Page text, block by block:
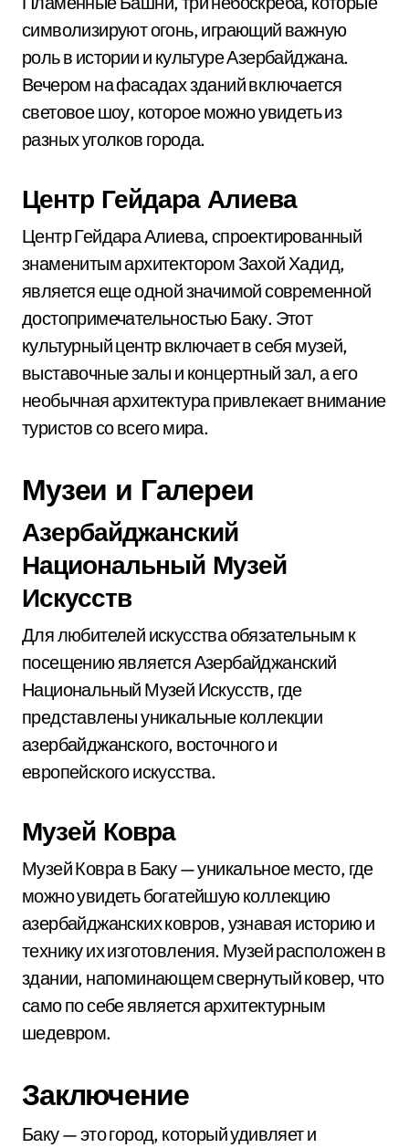
символизируют огонь, играющий важную
роль в истории и культуре Азербайджана.
Вечером на фасадах зданий включается
световое шоу, которое можно увидеть из
разных уголков города.
Центр Гейдара Алиева
Центр Гейдара Алиева, спроектированный
знаменитым архитектором Захой Хадид,
является еще одной значимой современной
достопримечательностью Баку. Этот
культурный центр включает в себя музей,
выставочные залы и концертный зал, а его
необычная архитектура привлекает внимание
туристов со всего мира.
Музеи и Галереи
Азербайджанский
Национальный Музей
Искусств
Для любителей искусства обязательным к
посещению является Азербайджанский
Национальный Музей Искусств, где
представлены уникальные коллекции
азербайджанского, восточного и
европейского искусства.
Музей Ковра
Музей Ковра в Баку — уникальное место, где
можно увидеть богатейшую коллекцию
азербайджанских ковров, узнавая историю и
технику их изготовления. Музей расположен в
здании, напоминающем свернутый ковер, что
само по себе является архитектурным
шедевром.
Заключение
Баку — это город, который удивляет и